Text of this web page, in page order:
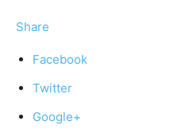
Share
Facebook
Twitter
Google+